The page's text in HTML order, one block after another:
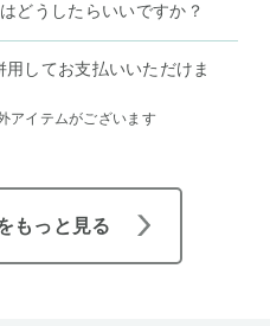
どうしたらいいですか？
してお支払いいただけま
アイテムがございます
もっと見る